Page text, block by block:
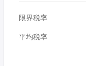
限界税率
平均税率